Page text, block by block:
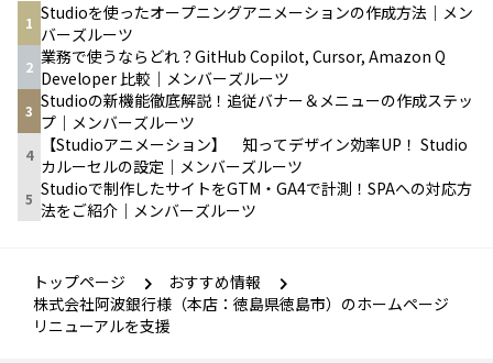
1 Studioを使ったオープニングアニメーションの作成方法｜メン
バーズルーツ
2 業務で使うならどれ？GitHub Copilot, Cursor, Amazon Q
Developer 比較｜メンバーズルーツ
3 Studioの新機能徹底解説！追従バナー＆メニューの作成ステッ
プ｜メンバーズルーツ
4
【Studioアニメーション】 知ってデザイン効率UP！ Studio
カルーセルの設定｜メンバーズルーツ
5 Studioで制作したサイトをGTM・GA4で計測！SPAへの対応方
法をご紹介｜メンバーズルーツ
トップページ
おすすめ情報
株式会社阿波銀行様（本店：徳島県徳島市）のホームページ
リニューアルを支援